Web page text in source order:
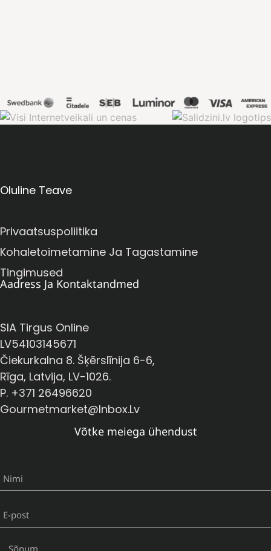
Oluline Teave
Privaatsuspoliitika
Kohaletoimetamine Ja Tagastamine
Tingimused
Aadress Ja Kontaktandmed
SIA Tirgus Online
LV54103145671
Čiekurkalna 8. Šķērslīnija 6-6,
Rīga, Latvija, LV-1026.
P. +371 26496620
Gourmetmarket@inbox.lv
Võtke meiega ühendust